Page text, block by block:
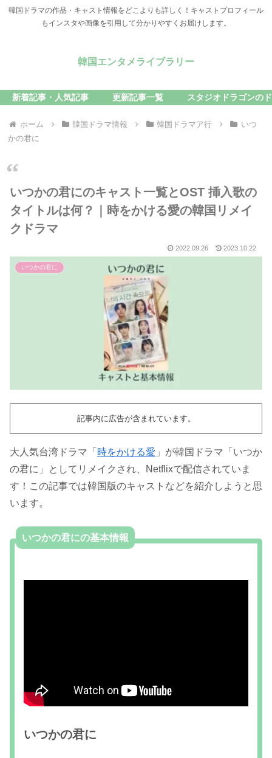
韓国ドラマの作品・キャスト情報をどこよりも詳しく！キャストプロフィール
もインスタや画像を引用して分かりやすくお届けします。
韓国エンタメライブラリー
新着記事・人気記事 更新記事一覧 スタジオドラゴンの
ホーム 韓国ドラマ情報 韓国ドラマア行
いつ
かの君に
いつかの君にのキャスト一覧とOST 挿入歌の
タイトルは何？｜時をかける愛の韓国リメイ
クドラマ
2022.09.26 2023.10.22
いつかの君に
記事内に広告が含まれています。
大人気台湾ドラマ「 時をかける愛 」が韓国ドラマ「いつか
の君に」としてリメイクされ、Netflixで配信されていま
す！この記事では韓国版のキャストなどを紹介しようと思
います。
いつかの君にの基本情報
いつかの君に